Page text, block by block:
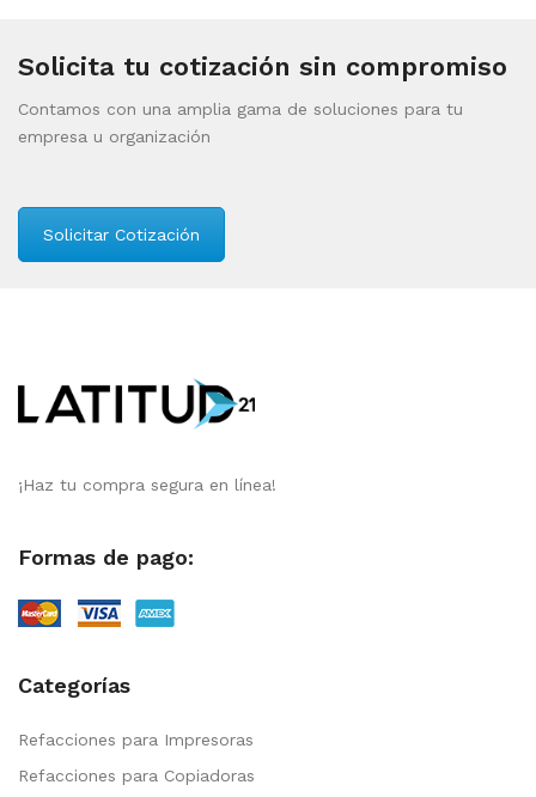
Solicita tu cotización sin compromiso
Contamos con una amplia gama de soluciones para tu
empresa u organización
Solicitar Cotización
¡Haz tu compra segura en línea!
Formas de pago:
Categorías
Refacciones para Impresoras
Refacciones para Copiadoras